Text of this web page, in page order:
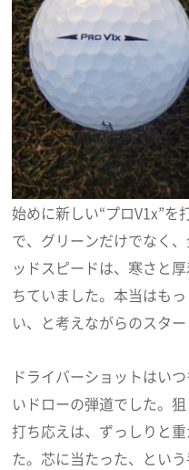
始めに新しい“プロV1x”
で、グリーンだけでなく
ッドスピードは、寒さと
ちていました。本当はも
い、と考えながらのスター
ドライバーショットはい
いドローの弾道でした。
打ち応えは、ずっしりと
た。芯に当たった、とい